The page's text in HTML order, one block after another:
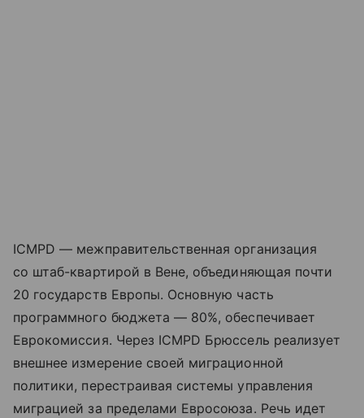
ICMPD — межправительственная организация
со штаб-квартирой в Вене, объединяющая почти
20 государств Европы. Основную часть
программного бюджета — 80%, обеспечивает
Еврокомиссия. Через ICMPD Брюссель реализует
внешнее измерение своей миграционной
политики, перестраивая системы управления
миграцией за пределами Евросоюза. Речь идет